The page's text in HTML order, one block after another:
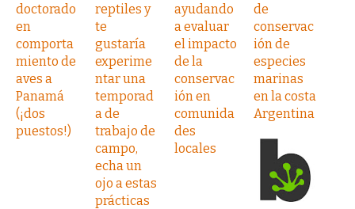
doctorado
en
comporta
miento de
aves a
Panamá
(¡dos
puestos!)
reptiles y
te
gustaría
experime
ntar una
temporad
a de
trabajo de
campo,
echa un
ojo a estas
prácticas
ayudando
a evaluar
el impacto
de la
conservac
ión en
comunida
des
locales
de
conservac
ión de
especies
marinas
en la costa
Argentina